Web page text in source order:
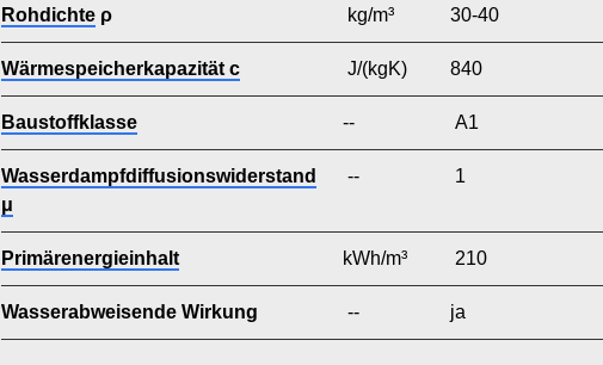
Rohdichte ρ kg/m³ 30-40
Wärmespeicherkapazität c J/(kgK) 840
Baustoffklasse -- A1
Wasserdampfdiffusionswiderstand
μ
-- 1
Primärenergieinhalt kWh/m³ 210
Wasserabweisende Wirkung -- ja